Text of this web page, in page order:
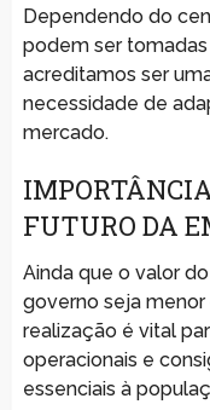
Dependendo do
podem ser
acreditamos ser
necessidade de
mercado.
FUTURO DA
Ainda que o valor
governo seja
realização é vital
operacionais e
essenciais à